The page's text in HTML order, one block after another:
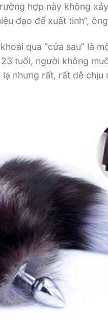
hợp này không
đạo để xuất tinh”,
qua “cửa sau” là
tuổi, người không
nhưng rất, rất dễ